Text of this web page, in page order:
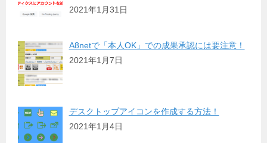
2021年1月31日
A8netで「本人OK」での成果承認には要注意！
2021年1月7日
デスクトップアイコンを作成する方法！
2021年1月4日